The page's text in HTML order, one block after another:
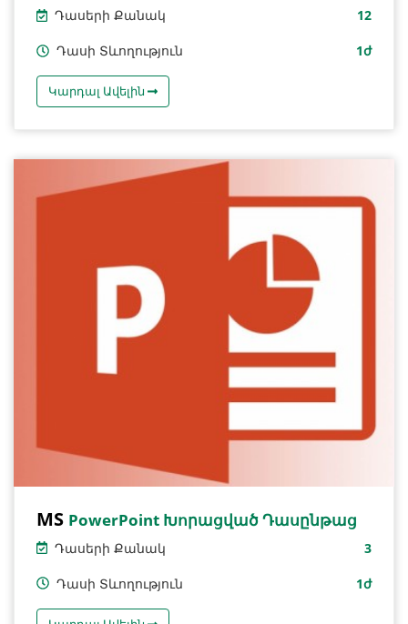
Դասերի Քանակ 12
Դասի Տևողություն 1ժ
Կարդալ Ավելին
MS PowerPoint Խորացված Դասընթաց
Դասերի Քանակ 3
Դասի Տևողություն 1ժ